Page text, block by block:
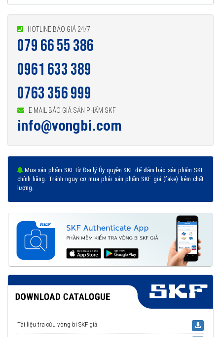
Đại lý ủy quyền SKF chính hãng - SKF Authorized Distributor
Hotline 24/7:
079 66 55 386
999
HOTLINE BÁO GIÁ 24/7
079 66 55 386
0961 633 389
0763 356 999
E MAIL BÁO GIÁ SẢN PHẨM SKF
info@vongbi.com
Mua sản phẩm SKF từ Đại lý Ủy quyền SKF để đảm bảo sản phẩm SKF
chính hãng. Tránh nguy cơ mua phải sản phẩm SKF giả (fake) kém chất
lượng.
Tài liệu tra cứu vòng bi SKF giả